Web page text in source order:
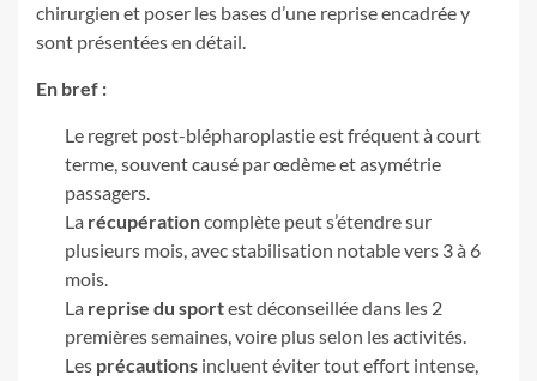
chirurgien et poser les bases d’une reprise encadrée y
sont présentées en détail.
En bref :
Le regret post-blépharoplastie est fréquent à court
terme, souvent causé par œdème et asymétrie
passagers.
La récupérationcomplète peut s’étendre sur
plusieurs mois, avec stabilisation notable vers 3 à 6
mois.
La reprise du sportest déconseillée dans les 2
premières semaines, voire plus selon les activités.
Les précautions incluent éviter tout effort intense,